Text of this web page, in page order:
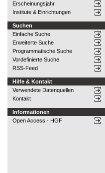
Erscheinungsjahr
Institute & Einrichtungen
Suchen
Einfache Suche
Erweiterte Suche
Programmatische Suche
Vordefinierte Suche
RSS-Feed
Hilfe & Kontakt
Verwendete Datenquellen
Kontakt
Informationen
Open Access - HGF